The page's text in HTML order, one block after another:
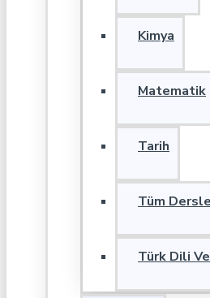
Kimya
Matematik
Tarih
Tüm
Türk Dili